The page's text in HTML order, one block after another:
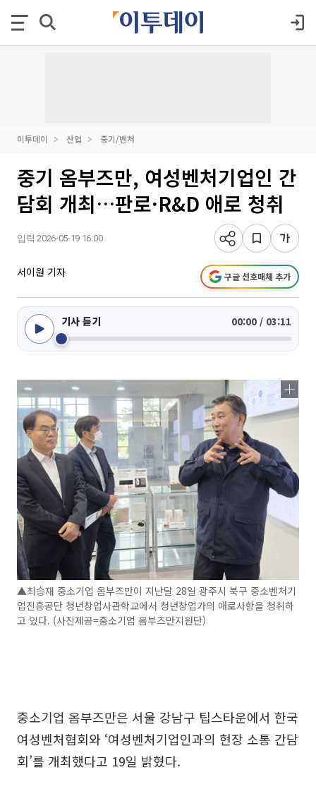
이투데이 산업 중기/벤처
중기 옴부즈만, 여성벤처기업인 간
담회 개최…판로·R&D 애로 청취
입력 2026-05-19 16:00
서이원 기자 구글 선호매체 추가
기사 듣기 00:00 / 03:11
▲최승재 중소기업 옴부즈만이 지난달 28일 광주시 북구 중소벤처기
업진흥공단 청년창업사관학교에서 청년창업가의 애로사항을 청취하
고 있다. (사진제공=중소기업 옴부즈만지원단)
중소기업 옴부즈만은 서울 강남구 팁스타운에서 한국
여성벤처협회와 ‘여성벤처기업인과의 현장 소통 간담
회’를 개최했다고 19일 밝혔다.